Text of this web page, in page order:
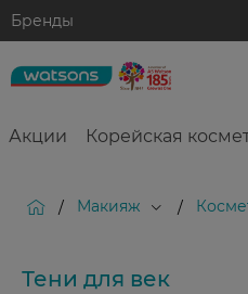
Бренды
Акции Корейская
/ Макияж /
Тени для век